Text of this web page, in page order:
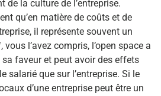
de la culture de l’entreprise.
qu’en matière de coûts et de
il représente souvent un
vous l’avez compris, l’open space a
faveur et peut avoir des effets
salarié que sur l’entreprise. Si le
d’une entreprise peut être un